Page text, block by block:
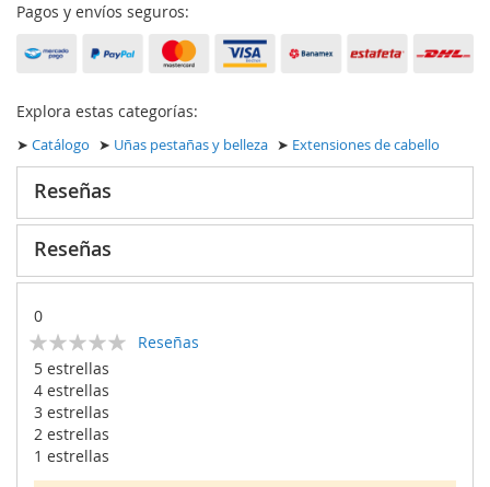
Pagos y envíos seguros:
Explora estas categorías:
➤ Catálogo ➤ Uñas pestañas y belleza ➤ Extensiones de cabello
Reseñas
Reseñas
0
Calificación:
% of100
Reseñas
5 estrellas
4 estrellas
3 estrellas
2 estrellas
1 estrellas